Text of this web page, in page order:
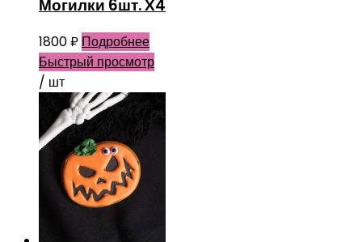
Могилки 6шт. Х4
1800₽ Подробнее
Быстрый просмотр
/ шт